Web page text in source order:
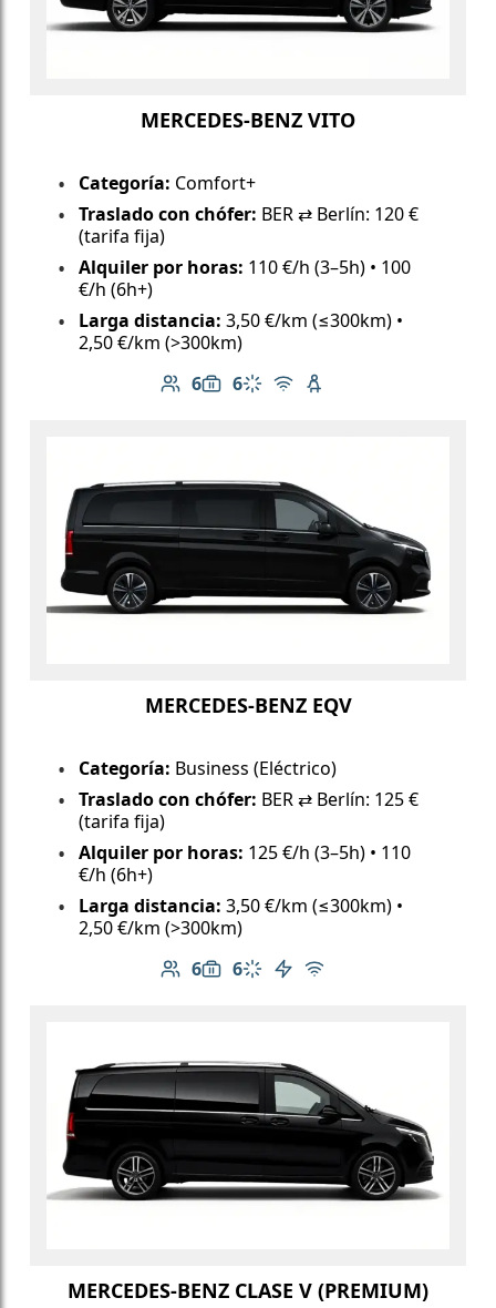
MERCEDES-BENZ VITO
Categoría: Comfort+
Traslado con chófer: BER ⇄ Berlín: 120 €
(tarifa fija)
Alquiler por horas: 110 €/h (3–5h) • 100
€/h (6h+)
Larga distancia: 3,50 €/km (≤300km) •
2,50 €/km (>300km)
6
Número de pasajeros: 6
6
Capacidad de equipaje: 6
Aire acondicionado
Wi-Fi gratuito
Asiento infantil
MERCEDES-BENZ EQV
Categoría: Business (Eléctrico)
Traslado con chófer: BER ⇄ Berlín: 125 €
(tarifa fija)
Alquiler por horas: 125 €/h (3–5h) • 110
€/h (6h+)
Larga distancia: 3,50 €/km (≤300km) •
2,50 €/km (>300km)
6
Número de pasajeros: 6
6
Capacidad de equipaje: 6
Aire acondicionado
Vehículo eléctrico
Wi-Fi gratuito
MERCEDES-BENZ CLASE V (PREMIUM)